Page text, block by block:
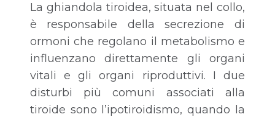
La ghiandola tiroidea, situata nel collo,
è responsabile della secrezione di
ormoni che regolano il metabolismo e
influenzano direttamente gli organi
vitali e gli organi riproduttivi. I due
disturbi più comuni associati alla
tiroide sono l’ipotiroidismo, quando la